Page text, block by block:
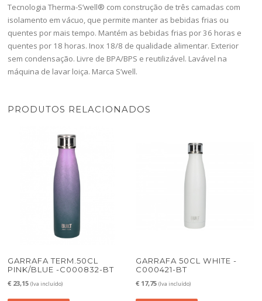
Tecnologia Therma-S’well® com construção de três camadas com
isolamento em vácuo, que permite manter as bebidas frias ou
quentes por mais tempo. Mantém as bebidas frias por 36 horas e
quentes por 18 horas. Inox 18/8 de qualidade alimentar. Exterior
sem condensação. Livre de BPA/BPS e reutilizável. Lavável na
máquina de lavar loiça. Marca S’well.
PRODUTOS RELACIONADOS
GARRAFA TERM.50CL
PINK/BLUE -C000832-BT
€ 23,15 (Iva incluído)
GARRAFA 50CL WHITE -
C000421-BT
€ 17,75 (Iva incluído)